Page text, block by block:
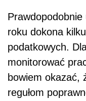
roku dokona
podatkowych.
monitorować
bowiem okazać,
regułom